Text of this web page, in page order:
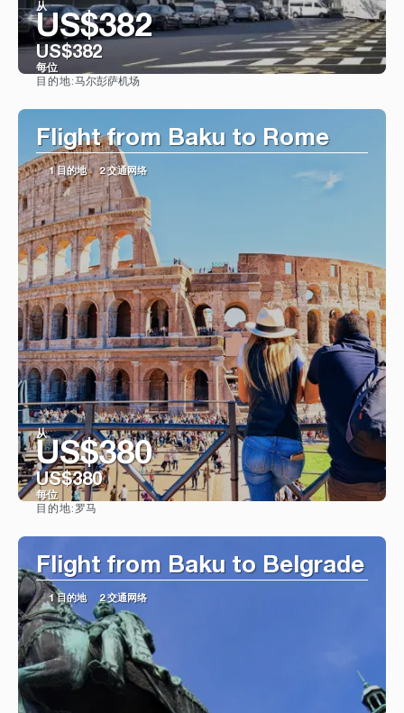
从
US$382
US$382
每位
目的地:马尔彭萨机场
Flight from Baku to Rome
1 目的地 2 交通网络
从
US$380
US$380
每位
目的地: 罗马
Flight from Baku to Belgrade
1 目的地 2 交通网络